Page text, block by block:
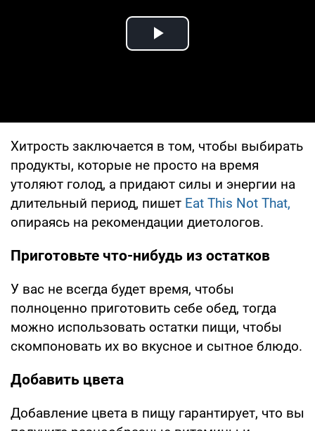
Play Video
Хитрость заключается в том, чтобы выбирать
продукты, которые не просто на время
утоляют голод, а придают силы и энергии на
длительный период, пишет Eat This Not That,
опираясь на рекомендации диетологов.
Приготовьте что-нибудь из остатков
У вас не всегда будет время, чтобы
полноценно приготовить себе обед, тогда
можно использовать остатки пищи, чтобы
скомпоновать их во вкусное и сытное блюдо.
Добавить цвета
Добавление цвета в пищу гарантирует, что вы